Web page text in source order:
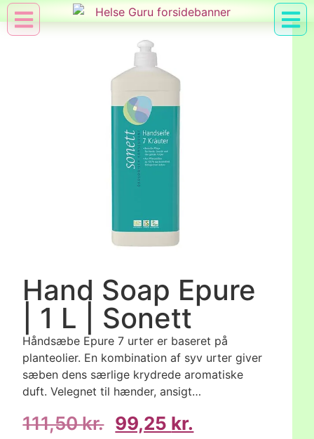
Hand Soap Epure
| 1 L | Sonett
Håndsæbe Epure 7 urter er baseret på
planteolier. En kombination af syv urter giver
sæben dens særlige krydrede aromatiske
duft. Velegnet til hænder, ansigt…
111,50kr. 99,25 kr.